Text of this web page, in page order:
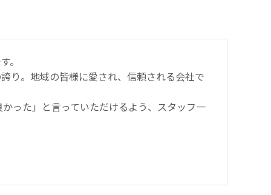
。
り。地域の皆様に愛され、信頼される会社で
った」と言っていただけるよう、スタッフ一